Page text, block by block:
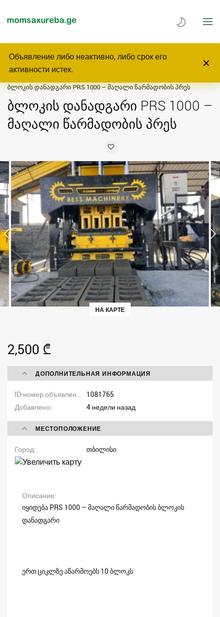
Объявление либо неактивно, либо срок его
активности истек.
Главная Услуги
Бизнес, Оборудование
Машины и устройства
ბლოკის დანადგარი PRS 1000 – მაღალი წარმადობის პრეს
ბლოკის დანადგარი PRS 1000 –
მაღალი წარმადობის პრეს
НА КАРТЕ
2,500 ₾
ДОПОЛНИТЕЛЬНАЯ ИНФОРМАЦИЯ
1081765
Добавлено
4 недели назад
МЕСТОПОЛОЖЕНИЕ
Город თბილისი
Описание
იყიდება PRS 1000 – მაღალი წარმადობის ბლოკის
დანადგარი
ერთ ციკლზე აწარმოებს 10 ბლოკს